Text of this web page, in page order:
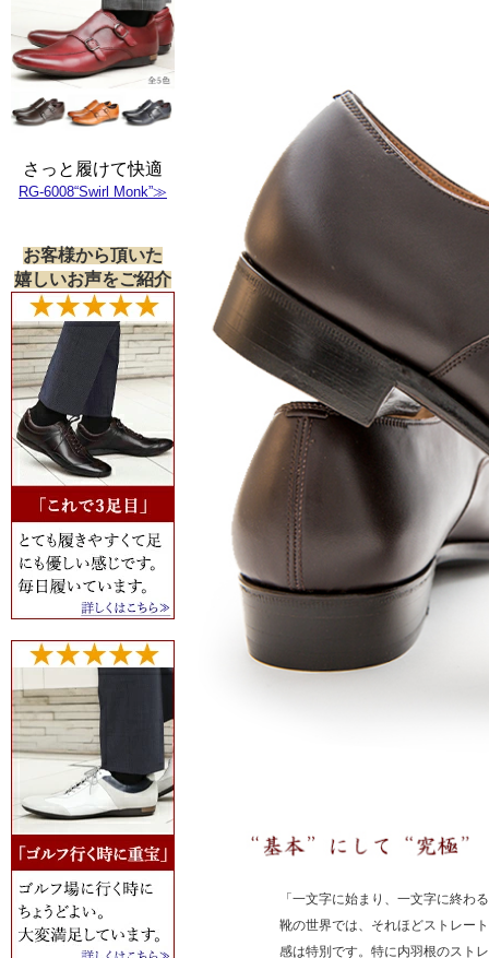
さっと履けて快適
RG-6008“Swirl Monk”≫
お客様から頂いた
嬉しいお声をご紹介
「一文字に始まり、一文字に終わ
靴の世界では、それほどストレー
感は特別です。特に内羽根のスト